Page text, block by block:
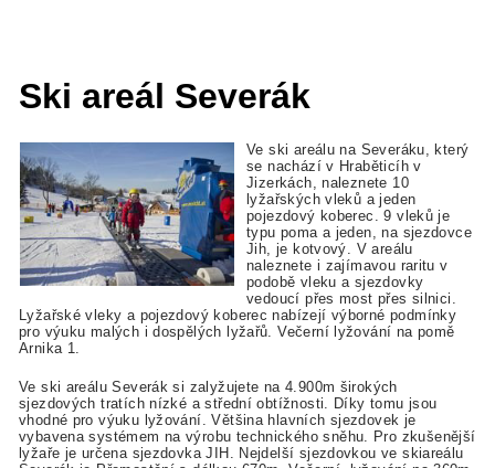
Ski areál Severák
Ve ski areálu na Severáku, který
se nachází v Hraběticíh v
Jizerkách, naleznete 10
lyžařských vleků a jeden
pojezdový koberec. 9 vleků je
typu poma a jeden, na sjezdovce
Jih, je kotvový. V areálu
naleznete i zajímavou raritu v
podobě vleku a sjezdovky
vedoucí přes most přes silnici.
Lyžařské vleky a pojezdový koberec nabízejí výborné podmínky
pro výuku malých i dospělých lyžařů. Večerní lyžování na pomě
Arnika 1.
Ve ski areálu Severák si zalyžujete na 4.900m širokých
sjezdových tratích nízké a střední obtížnosti. Díky tomu jsou
vhodné pro výuku lyžování. Většina hlavních sjezdovek je
vybavena systémem na výrobu technického sněhu. Pro zkušenější
lyžaře je určena sjezdovka JIH. Nejdelší sjezdovkou ve skiareálu